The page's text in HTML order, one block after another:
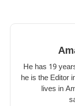
He has 19
he is the Editor
lives in